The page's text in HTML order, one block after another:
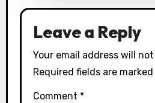
Leave a Reply
Your email address will
Required fields are marked
Comment *